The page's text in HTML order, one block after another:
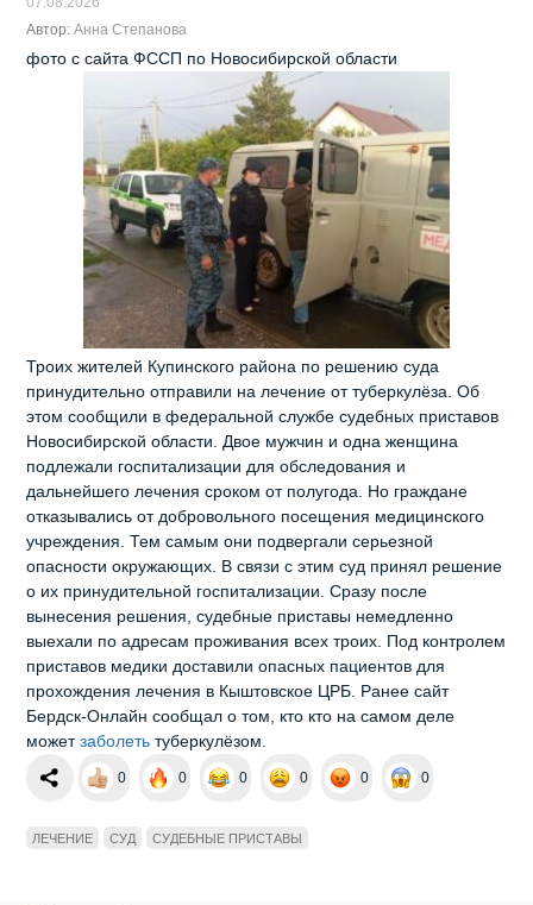
Автор:Анна Степанова
фото с сайта ФССП по Новосибирской области
Троих жителей Купинского района по решению суда
принудительно отправили на лечение от туберкулёза. Об
этом сообщили в федеральной службе судебных приставов
Новосибирской области. Двое мужчин и одна женщина
подлежали госпитализации для обследования и
дальнейшего лечения сроком от полугода. Но граждане
отказывались от добровольного посещения медицинского
учреждения. Тем самым они подвергали серьезной
опасности окружающих. В связи с этим суд принял решение
о их принудительной госпитализации. Сразу после
вынесения решения, судебные приставы немедленно
выехали по адресам проживания всех троих. Под контролем
приставов медики доставили опасных пациентов для
прохождения лечения в Кыштовское ЦРБ. Ранее сайт
Бердск-Онлайн сообщал о том, кто кто на самом деле
можетзаболеть туберкулёзом.
0 0 0 0 0 0
ЛЕЧЕНИЕ СУД СУДЕБНЫЕ ПРИСТАВЫ